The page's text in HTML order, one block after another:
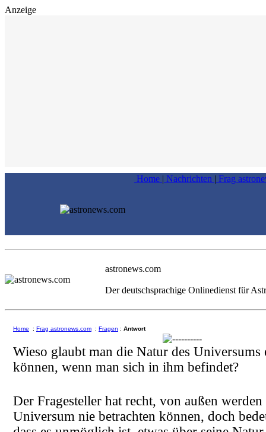
Anzeige
Home | Nachrichten | Frag
astronews.com
Der deutschsprachige Onlinedienst für
Home : Frag astronews.com : Fragen : Antwort
Wieso glaubt man die Natur des Universums
können, wenn man sich in ihm befindet?
Der Fragesteller hat recht, von außen
Universum nie betrachten können, doch